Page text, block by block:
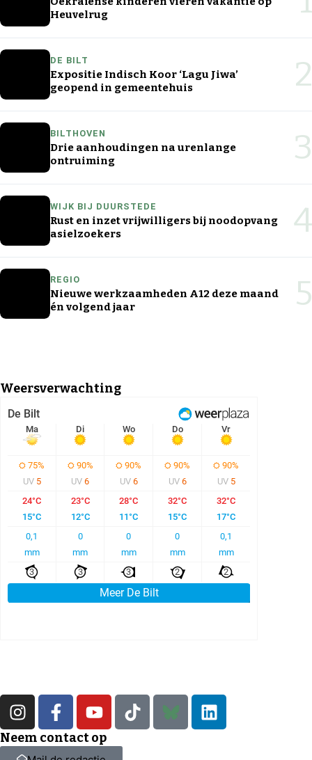
Heuvelrug
DE BILT
Expositie Indisch Koor ‘Lagu Jiwa’
geopend in gemeentehuis
2
BILTHOVEN
Drie aanhoudingen na urenlange
ontruiming
3
WIJK BIJ DUURSTEDE
Rust en inzet vrijwilligers bij noodopvang
asielzoekers
4
REGIO
Nieuwe werkzaamheden A12 deze maand
én volgend jaar
5
Weersverwachting
Neem contact op